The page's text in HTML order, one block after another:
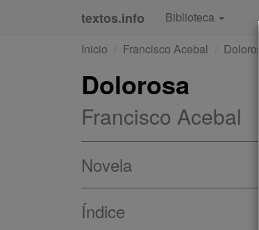
textos.info Biblioteca
Inicio
Francisco Acebal
Dolorosa
Francisco Acebal
Novela
Índice